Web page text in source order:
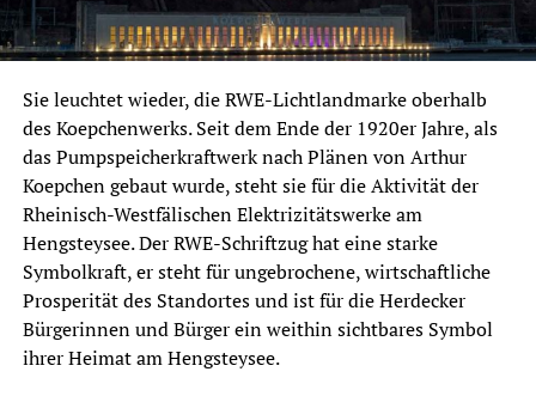
Sie leuchtet wieder, die RWE-Lichtlandmarke oberhalb
des Koepchenwerks. Seit dem Ende der 1920er Jahre, als
das Pumpspeicherkraftwerk nach Plänen von Arthur
Koepchen gebaut wurde, steht sie für die Aktivität der
Rheinisch-Westfälischen Elektrizitätswerke am
Hengsteysee. Der RWE-Schriftzug hat eine starke
Symbolkraft, er steht für ungebrochene, wirtschaftliche
Prosperität des Standortes und ist für die Herdecker
Bürgerinnen und Bürger ein weithin sichtbares Symbol
ihrer Heimat am Hengsteysee.